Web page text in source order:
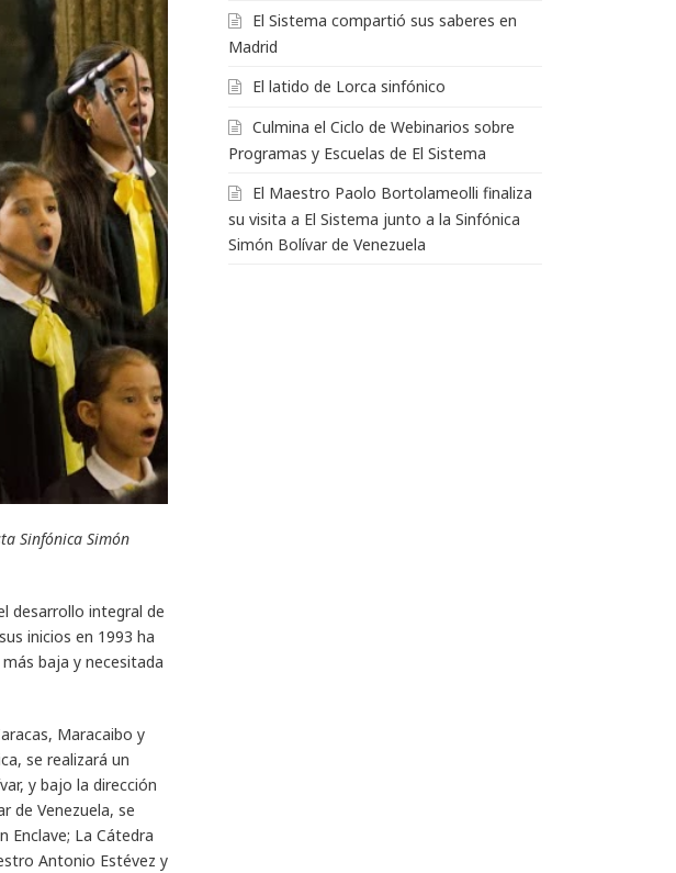
Sinfónica Simón
desarrollo integral de
inicios en 1993 ha
baja y necesitada
Maracaibo y
se realizará un
y bajo la dirección
de Venezuela, se
Enclave; La Cátedra
Antonio Estévez y
El Sistema compartió sus saberes en
Madrid
El latido de Lorca sinfónico
Culmina el Ciclo de Webinarios sobre
Programas y Escuelas de El Sistema
El Maestro Paolo Bortolameolli finaliza
su visita a El Sistema junto a la Sinfónica
Simón Bolívar de Venezuela